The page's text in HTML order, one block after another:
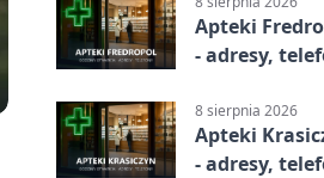
Apteki
- adresy,
8 sierpnia 2026
Apteki
- adresy,